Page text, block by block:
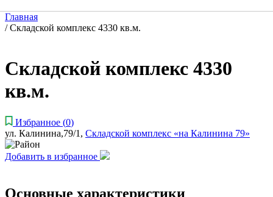
Главная
/ Складской комплекс 4330 кв.м.
Складской комплекс 4330
кв.м.
Избранное (0)
ул. Калинина,79/1, Складской комплекс «на Калинина 79»
Добавить в избранное
Основные характеристики